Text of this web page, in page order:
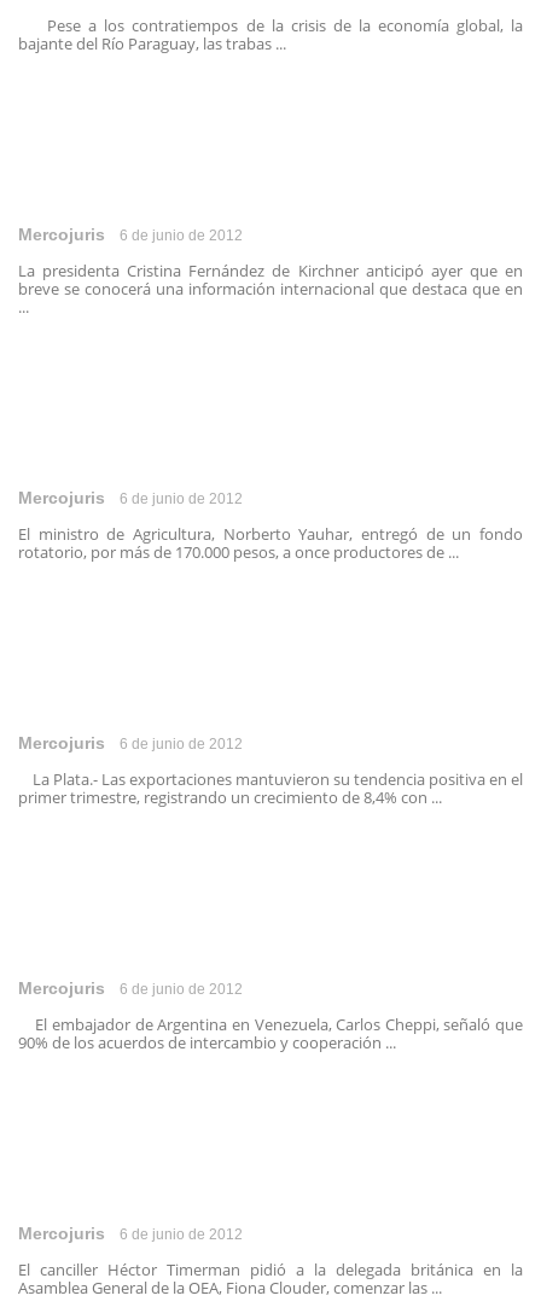
Pese a los contratiempos de la crisis de la economía global, la
bajante del Río Paraguay, las trabas ...
Mercojuris 6 de junio de 2012
La presidenta Cristina Fernández de Kirchner anticipó ayer que en
breve se conocerá una información internacional que destaca que en
...
Mercojuris 6 de junio de 2012
El ministro de Agricultura, Norberto Yauhar, entregó de un fondo
rotatorio, por más de 170.000 pesos, a once productores de ...
Mercojuris 6 de junio de 2012
La Plata.- Las exportaciones mantuvieron su tendencia positiva en el
primer trimestre, registrando un crecimiento de 8,4% con ...
Mercojuris 6 de junio de 2012
El embajador de Argentina en Venezuela, Carlos Cheppi, señaló que
90% de los acuerdos de intercambio y cooperación ...
Mercojuris 6 de junio de 2012
El canciller Héctor Timerman pidió a la delegada británica en la
Asamblea General de la OEA, Fiona Clouder, comenzar las ...